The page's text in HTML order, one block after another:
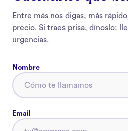
Entre más nos digas, más
precio. Si traes prisa, dínoslo:
urgencias.
Nombre
Email